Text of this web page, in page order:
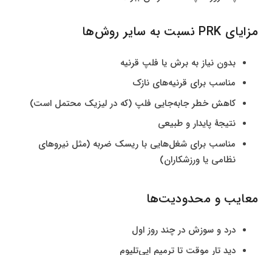
مزایای PRK نسبت به سایر روش‌ها
بدون نیاز به برش یا فلپ قرنیه
مناسب برای قرنیه‌های نازک
کاهش خطر جابه‌جایی فلپ (که در لیزیک محتمل است)
نتیجهٔ پایدار و طبیعی
مناسب برای شغل‌هایی با ریسک ضربه (مثل نیروهای
نظامی یا ورزشکاران)
معایب و محدودیت‌ها
درد و سوزش در چند روز اول
دید تار موقت تا ترمیم اپی‌تلیوم